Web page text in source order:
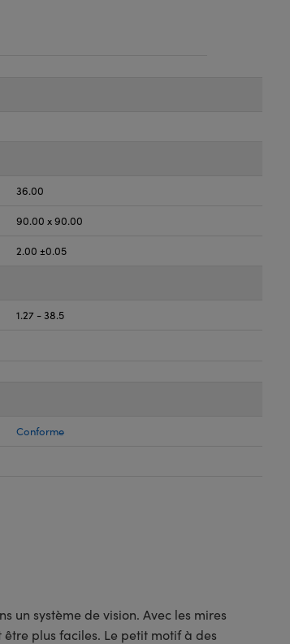
36.00
90.00 x 90.00
2.00 ±0.05
1.27 - 38.5
Conforme
un système de vision. Avec les mires
plus faciles. Le petit motif à des